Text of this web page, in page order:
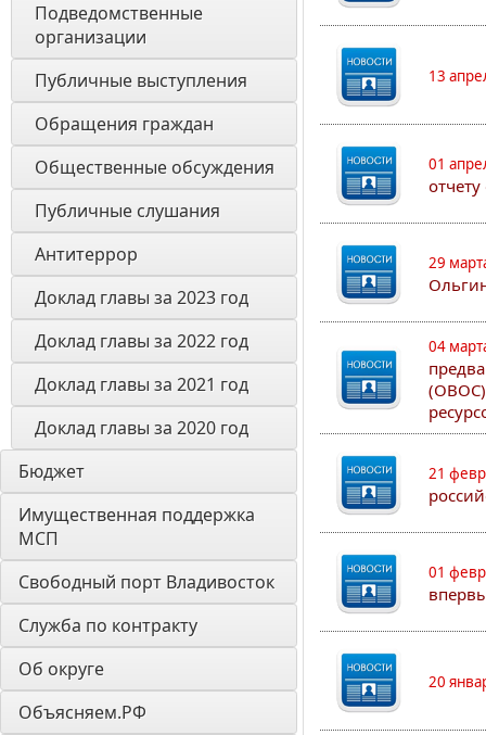
Подведомственные
организации
Публичные выступления
Обращения граждан
Общественные обсуждения
Публичные слушания
Антитеррор
Доклад главы за 2023 год
Доклад главы за 2022 год
Доклад главы за 2021 год
Доклад главы за 2020 год
Бюджет
Имущественная поддержка
МСП
Свободный порт Владивосток
Служба по контракту
Об округе
Объясняем.РФ
13
01
29
04
21
01
20